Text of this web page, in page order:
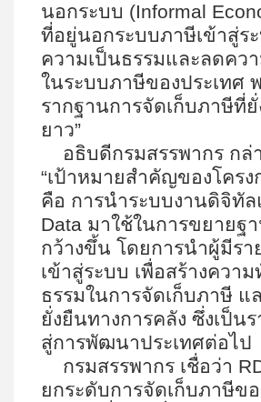
นอกระบบ (Informal
ที่อยู่นอกระบบภาษีเข้าสู่ร
ความเป็นธรรมและลดคว
ในระบบภาษีของประเทศ
รากฐานการจัดเก็บภาษีที่
ยาว”
อธิบดีกรมสรรพากร กล่
“เป้าหมายสำคัญของโครง
คือ การนำระบบงานดิจิทัล
Data มาใช้ในการขยายฐ
กว้างขึ้น โดยการนำผู้มีร
เข้าสู่ระบบ เพื่อสร้างความ
ธรรมในการจัดเก็บภาษี แ
ยั่งยืนทางการคลัง ซึ่งเป็น
สู่การพัฒนาประเทศต่อไป
กรมสรรพากร เชื่อว่า
ยกระดับการจัดเก็บภาษีขอ